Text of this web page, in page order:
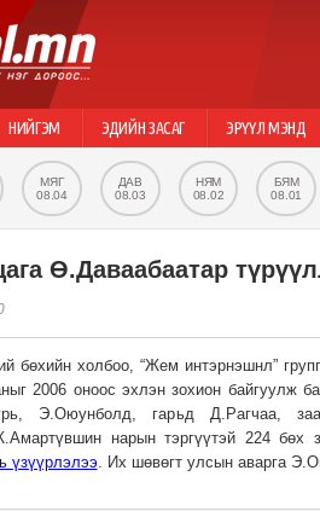
НИЙГЭМ ЭДИЙН ЗАСАГ ЭРҮҮЛ МЭНД
МЯГ
08.04
ДАВ
08.03
НЯМ
08.02
БЯМ
08.01
Ө.Даваабаатар
бөхийн холбоо, “Жем интэрнэшнл”
2006 оноос эхлэн зохион байгуулж
Э.Оюунболд, гарьд Д.Рагчаа,
нарын тэргүүтэй 224
үзүүрлэлээ. Их шөвөгт улсын аварга